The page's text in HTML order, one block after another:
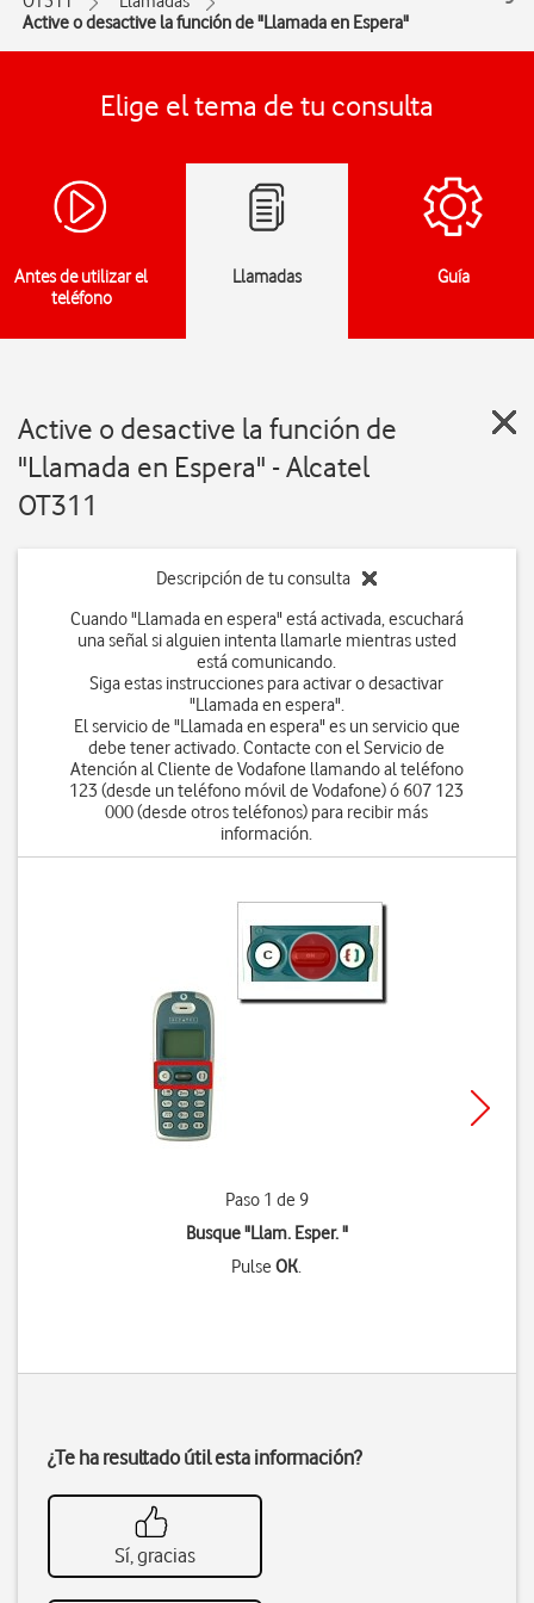
Active o desactive la función de "Llamada en Espera"
Elige el tema de tu consulta
Antes de utilizar el
teléfono
Llamadas Guía
Active o desactive la función de
"Llamada en Espera" - Alcatel
OT311
Descripción de tu consulta
Cuando "Llamada en espera" está activada, escuchará
una señal si alguien intenta llamarle mientras usted
está comunicando.
Siga estas instrucciones para activar o desactivar
"Llamada en espera".
El servicio de "Llamada en espera" es un servicio que
debe tener activado. Contacte con el Servicio de
Atención al Cliente de Vodafone llamando al teléfono
123 (desde un teléfono móvil de Vodafone) ó 607 123
000 (desde otros teléfonos) para recibir más
información.
Paso 1 de 9
Busque "Llam. Esper. "
PulseOK.
¿Te ha resultado útil esta información?
Sí, gracias